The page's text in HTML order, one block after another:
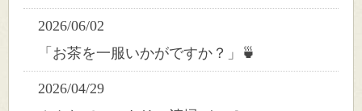
2026/06/02
「お茶を一服いかがですか？」🍵
2026/04/29